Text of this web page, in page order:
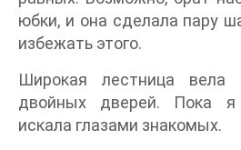
юбки, и она сделала пару
избежать этого.
Широкая лестница вела
двойных дверей. Пока я
искала глазами знакомых.